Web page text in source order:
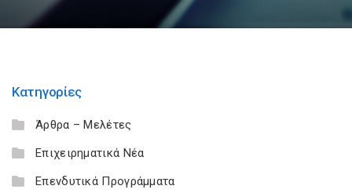
Κατηγορίες
Άρθρα – Μελέτες
Επιχειρηματικά Νέα
Επενδυτικά Προγράμματα